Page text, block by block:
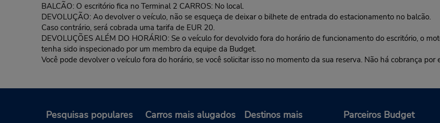
BALCÃO: O escritório fica no Terminal 2 CARROS: No local.
DEVOLUÇÃO: Ao devolver o veículo, não se esqueça de deixar o bilhete de entrada do estacionamento no balcão.
Caso contrário, será cobrada uma tarifa de EUR 20.
DEVOLUÇÕES ALÉM DO HORÁRIO: Se o veículo for devolvido fora do horário de funcionamento do escritório, o
tenha sido inspecionado por um membro da equipe da Budget.
Você pode devolver o veículo fora do horário, se você solicitar isso no momento da sua reserva. Não há cobrança por
Pesquisas populares Carros mais alugados
Destinos mais
Parceiros Budget